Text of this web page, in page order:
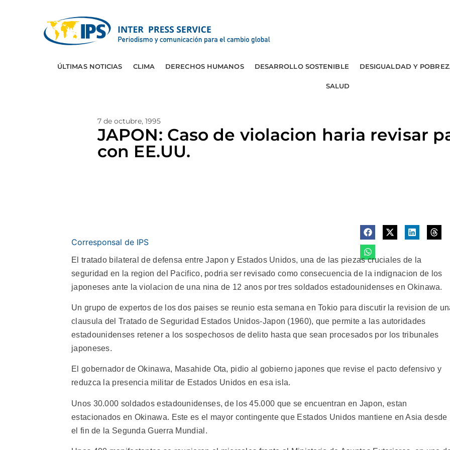
ÚLTIMAS NOTICIAS CLIMA DERECHOS HUMANOS DESARROLLO SOSTENIBLE DESIGUALDAD Y
SALUD
7 de octubre, 1995
JAPON: Caso de violacion haria revisar
con EE.UU.
Corresponsal de IPS
El tratado bilateral de defensa entre Japon y Estados Unidos, una de las piezas cruciales de la
seguridad en la region del Pacifico, podria ser revisado como consecuencia de la indignacion de los
japoneses ante la violacion de una nina de 12 anos por tres soldados estadounidenses en Okinawa.
Un grupo de expertos de los dos paises se reunio esta semana en Tokio para discutir la revision de
clausula del Tratado de Seguridad Estados Unidos-Japon (1960), que permite a las autoridades
estadounidenses retener a los sospechosos de delito hasta que sean procesados por los tribunales
japoneses.
El gobernador de Okinawa, Masahide Ota, pidio al gobierno japones que revise el pacto defensivo y
reduzca la presencia militar de Estados Unidos en esa isla.
Unos 30.000 soldados estadounidenses, de los 45.000 que se encuentran en Japon, estan
estacionados en Okinawa. Este es el mayor contingente que Estados Unidos mantiene en Asia desde
el fin de la Segunda Guerra Mundial.